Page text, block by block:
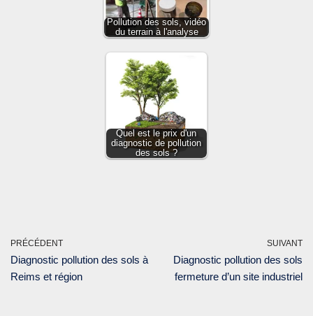
Pollution des sols, vidéo
du terrain à l'analyse
Quel est le prix d'un
diagnostic de pollution
des sols ?
PRÉCÉDENT
Diagnostic pollution des sols à
Reims et région
SUIVANT
Diagnostic pollution des sols
fermeture d’un site industriel